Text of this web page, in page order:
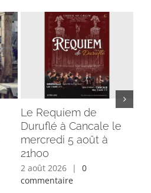
Le Requiem de
Duruflé à Cancale le
mercredi 5 août à
21h00
2 août 2026 |
0
commentaire